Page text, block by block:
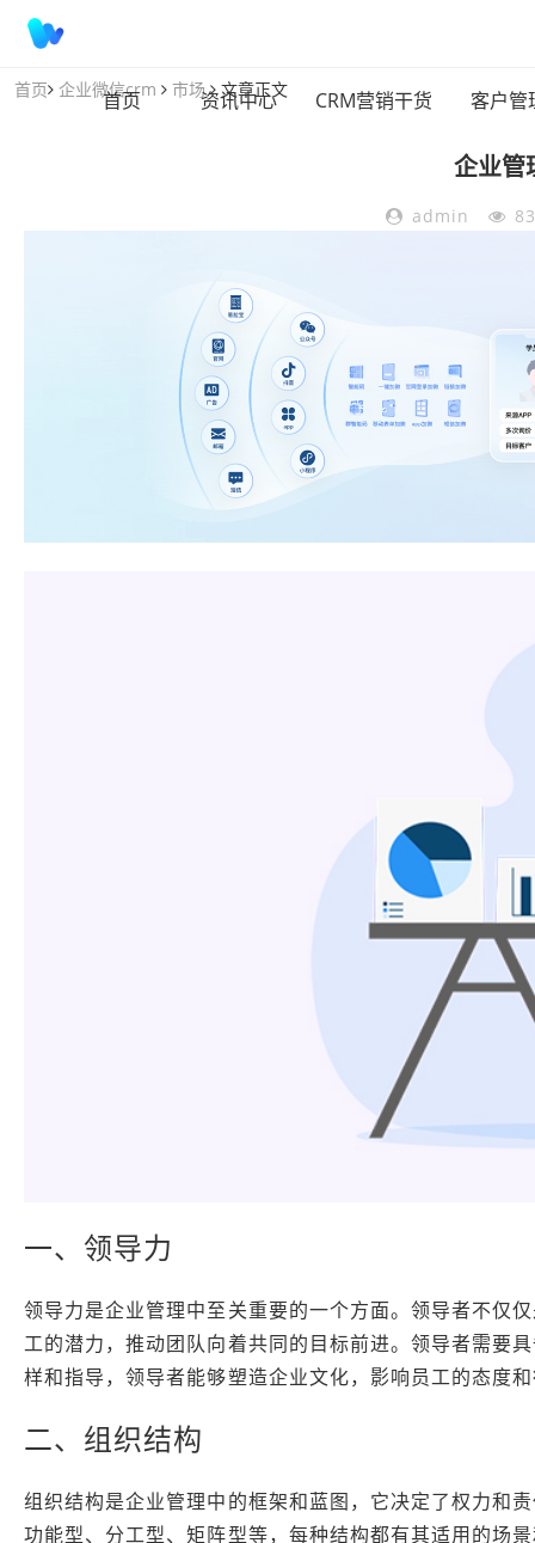
首页 资讯中心 CRM营销干货 客户管
首页 企业微信crm 市场 文章正文
企业管
admin
一、领导力
领导力是企业管理中至关重要的一个方面。领导者不仅
工的潜力，推动团队向着共同的目标前进。领导者需要
样和指导，领导者能够塑造企业文化，影响员工的态度
二、组织结构
组织结构是企业管理中的框架和蓝图，它决定了权力和
功能型、分工型、矩阵型等，每种结构都有其适用的场